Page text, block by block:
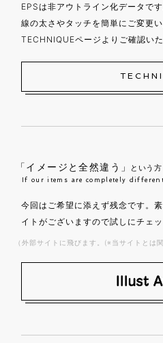
EPSは非アウトライン化データです
線の太さやタッチを簡単にご変更
TECHNIQUEページよりご確認いた
「イメージと全然違う」 という方
If our items are completely
今回はご希望に添えず残念です。
イトがございますので試しにチェ
（外部サイトに飛びます。(※当サイトとは